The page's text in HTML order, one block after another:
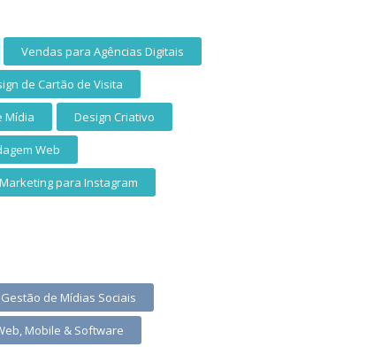
Vendas para Agências Digitais
de Cartão de Visita
Mídia Design Criativo
Web
Marketing para Instagram
Gestão de Mídias Sociais
Mobile & Software